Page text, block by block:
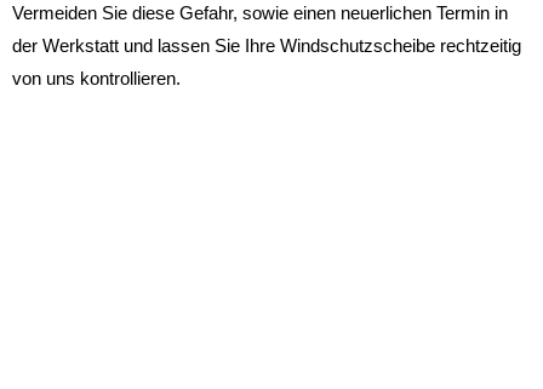
Vermeiden Sie diese Gefahr, sowie einen neuerlichen Termin in
der Werkstatt und lassen Sie Ihre Windschutzscheibe rechtzeitig
von uns kontrollieren.